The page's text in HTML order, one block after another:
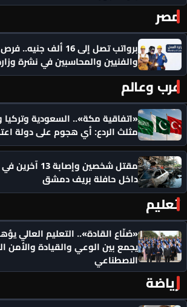
مصر
برواتب تصل إلى 16
والفنيين والمحاسبين في نشرة
عرب وعالم
«اتفاقية مكة».. السعودية
مثلث الردع: أي هجوم على دولة
مقتل شخصين
داخل حافلة بريف دمشق
تعليم
«صُنّاع القادة».. التعليم العالي
يجمع بين الوعي والقيادة والأمن
الاصطناعي
رياضة